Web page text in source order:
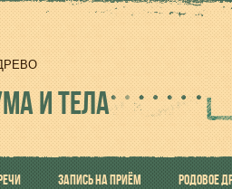
И ТЕЛА
ЗАПИСЬ НА ПРИЁМ РОДОВОЕ